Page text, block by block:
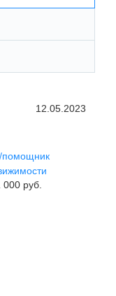
12.05.2023
руб.